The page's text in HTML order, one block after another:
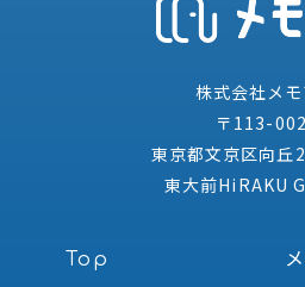
株式会社メモ
〒113-
東京都文京区向丘
東大前HiRAKU
Top